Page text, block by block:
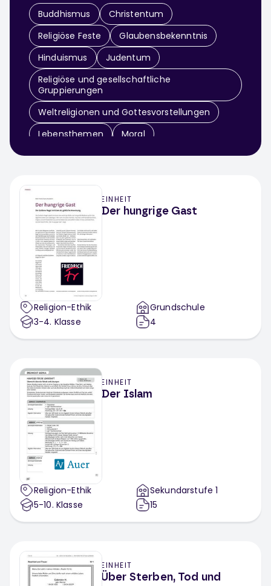
Buddhismus
Christentum
Religiöse Feste
Glaubensbekenntnis
Hinduismus
Judentum
Religiöse und gesellschaftliche
Gruppierungen
Weltreligionen und Gottesvorstellungen
Lebensthemen
Moral
Religionspädagogik
Theologie
Zeit
EINHEIT
Der hungrige Gast
Religion-Ethik
3-4. Klasse
Grundschule
4
EINHEIT
Der Islam
Religion-Ethik
5-10. Klasse
Sekundarstufe 1
15
EINHEIT
Über Sterben, Tod und